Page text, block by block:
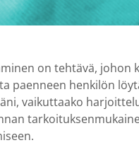
on tehtävä, johon
paenneen henkilön
vaikuttaako